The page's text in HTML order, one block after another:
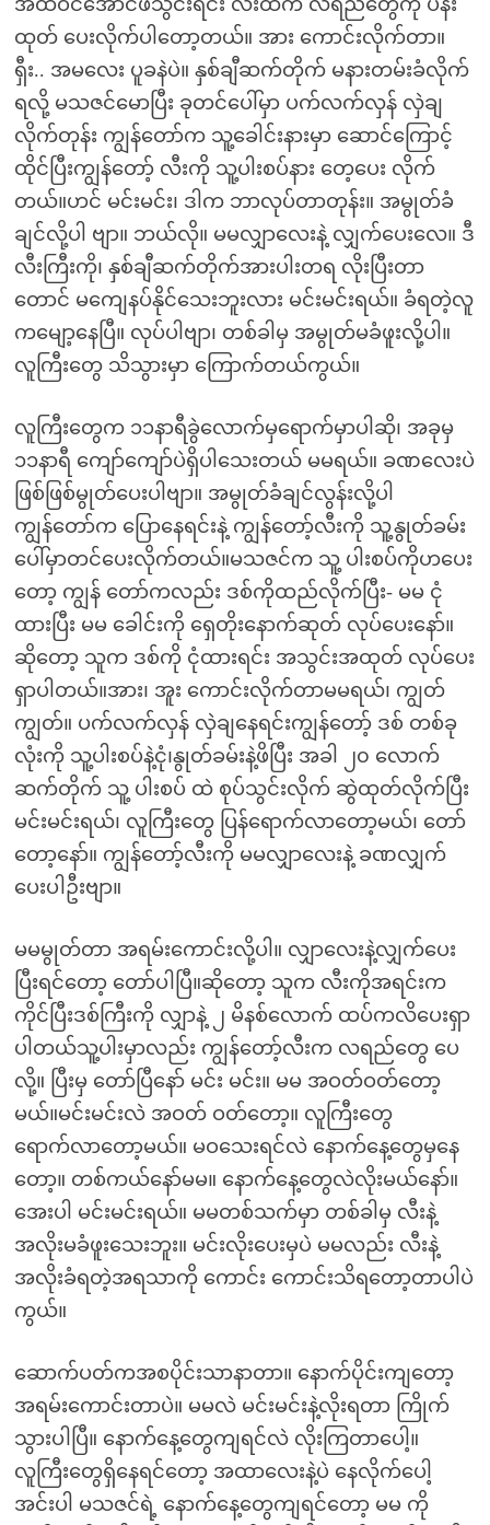
အထိဝင်အောင်ဖိသွင်းရင်း လီးထဲက လရည်တွေကို ပန်း
ထုတ် ပေးလိုက်ပါတော့တယ်။ အား ကောင်းလိုက်တာ။
ရှီး.. အမလေး ပူခနဲပဲ။ နှစ်ချီဆက်တိုက် မနားတမ်းခံလိုက်
ရလို့ မသဇင်မောပြီး ခုတင်ပေါ်မှာ ပက်လက်လှန် လှဲချ
လိုက်တုန်း ကျွန်တော်က သူ့ခေါင်းနားမှာ ဆောင်ကြောင့်
ထိုင်ပြီးကျွန်တော့် လီးကို သူ့ပါးစပ်နား တေ့ပေး လိုက်
တယ်။ဟင် မင်းမင်း၊ ဒါက ဘာလုပ်တာတုန်း။ အမွုတ်ခံ
ချင်လို့ပါ ဗျာ။ ဘယ်လို။ မမလျှာလေးနဲ့ လျှက်ပေးလေ။ ဒီ
လီးကြီးကို၊ နှစ်ချီဆက်တိုက်အားပါးတရ လိုးပြီးတာ
တောင် မကျေနပ်နိုင်သေးဘူးလား မင်းမင်းရယ်။ ခံရတဲ့လူ
ကမျော့နေပြီ။ လုပ်ပါဗျာ၊ တစ်ခါမှ အမွုတ်မခံဖူးလို့ပါ။
လူကြီးတွေ သိသွားမှာ ကြောက်တယ်ကွယ်။
လူကြီးတွေက ၁၁နာရီခွဲလောက်မှရောက်မှာပါဆို၊ အခုမှ
၁၁နာရီ ကျော်ကျော်ပဲရှိပါသေးတယ် မမရယ်။ ခဏလေးပဲ
ဖြစ်ဖြစ်မွုတ်ပေးပါဗျာ။ အမွုတ်ခံချင်လွန်းလို့ပါ
ကျွန်တော်က ပြောနေရင်းနဲ့ ကျွန်တော့်လီးကို သူ့နွုတ်ခမ်း
ပေါ်မှာတင်ပေးလိုက်တယ်။မသဇင်က သူ့ ပါးစပ်ကိုဟပေး
တော့ ကျွန် တော်ကလည်း ဒစ်ကိုထည်လိုက်ပြီး- မမ ငုံ
ထားပြီး မမ ခေါင်းကို ရှေတိုးနောက်ဆုတ် လုပ်ပေးနော်။
ဆိုတော့ သူက ဒစ်ကို ငုံထားရင်း အသွင်းအထုတ် လုပ်ပေး
ရှာပါတယ်။အား၊ အူး ကောင်းလိုက်တာမမရယ်၊ ကျွတ်
ကျွတ်။ ပက်လက်လှန် လှဲချနေရင်းကျွန်တော့် ဒစ် တစ်ခု
လုံးကို သူ့ပါးစပ်နဲ့ငုံ၊နွုတ်ခမ်းနဲ့ဖိပြီး အခါ ၂၀ လောက်
ဆက်တိုက် သူ့ ပါးစပ် ထဲ စုပ်သွင်းလိုက် ဆွဲထုတ်လိုက်ပြီး
မင်းမင်းရယ်၊ လူကြီးတွေ ပြန်ရောက်လာတော့မယ်၊ တော်
တော့နော်။ ကျွန်တော့်လီးကို မမလျှာလေးနဲ့ ခဏလျှက်
ပေးပါဦးဗျာ။
မမမွုတ်တာ အရမ်းကောင်းလို့ပါ။ လျှာလေးနဲ့လျှက်ပေး
ပြီးရင်တော့ တော်ပါပြီ။ဆိုတော့ သူက လီးကိုအရင်းက
ကိုင်ပြီးဒစ်ကြီးကို လျှာနဲ့ ၂ မိနစ်လောက် ထပ်ကလိပေးရှာ
ပါတယ်သူ့ပါးမှာလည်း ကျွန်တော့်လီးက လရည်တွေ ပေ
လို့။ ပြီးမှ တော်ပြီနော် မင်း မင်း။ မမ အဝတ်ဝတ်တော့
မယ်။မင်းမင်းလဲ အဝတ် ဝတ်တော့။ လူကြီးတွေ
ရောက်လာတော့မယ်။ မဝသေးရင်လဲ နောက်နေ့တွေမှနေ
တော့။ တစ်ကယ်နော်မမ။ နောက်နေ့တွေလဲလိုးမယ်နော်။
အေးပါ မင်းမင်းရယ်။ မမတစ်သက်မှာ တစ်ခါမှ လီးနဲ့
အလိုးမခံဖူးသေးဘူး။ မင်းလိုးပေးမှပဲ မမလည်း လီးနဲ့
အလိုးခံရတဲ့အရသာကို ကောင်း ကောင်းသိရတော့တာပါပဲ
ကွယ်။
ဆောက်ပတ်ကအစပိုင်းသာနာတာ။ နောက်ပိုင်းကျတော့
အရမ်းကောင်းတာပဲ။ မမလဲ မင်းမင်းနဲ့လိုးရတာ ကြိုက်
သွားပါပြီ။ နောက်နေ့တွေကျရင်လဲ လိုးကြတာပေါ့။
လူကြီးတွေရှိနေရင်တော့ အထာလေးနဲ့ပဲ နေလိုက်ပေါ့
အင်းပါ မသဇင်ရဲ့ နောက်နေ့တွေကျရင်တော့ မမ ကို